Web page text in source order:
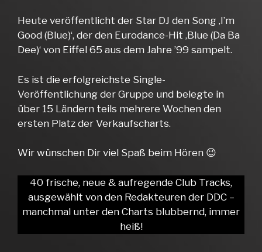
Heute veröffentlicht der Star DJ den Song ‚I’m
Good (Blue)‘, der den Eurodance-Hit ‚Blue (Da Ba
Dee)‘ von Eiffel 65 aus dem Jahre ’99 sampelt.
Es ist die erfolgreichste Single-
Veröffentlichung der Gruppe und belegte in
über 15 Ländern teils mehrere Wochen den
ersten Platz der Verkaufscharts.
Wir wünschen Dir viel Spaß beim Hören 😉
40 frische, neue & aufregende Club Tracks,
ausgewählt von den Redakteuren der DDC –
manchmal unter den Charts blubbernd, immer
heiß!